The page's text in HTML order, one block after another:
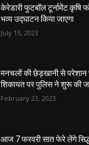
केरेडारी फुटबॉल टूर्नामेंट कृषि
भव्य उद्घाटन किया जाएगा
July 15, 2023
मनचलों की छेड़खानी से परेशान
शिकायत पर पुलिस ने शुरू की
February 23, 2023
आज 7 फरवरी सात फेरे लेंगे